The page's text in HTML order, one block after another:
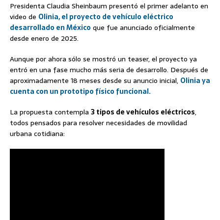
Presidenta Claudia Sheinbaum presentó el primer adelanto en
video de Olinia, el proyecto de vehículo eléctrico
desarrollado en México que fue anunciado oficialmente
desde enero de 2025.
Aunque por ahora sólo se mostró un teaser, el proyecto ya
entró en una fase mucho más seria de desarrollo. Después de
aproximadamente 18 meses desde su anuncio inicial, Olinia ya
cuenta con un prototipo físico funcional.
La propuesta contempla 3 tipos de vehículos eléctricos,
todos pensados para resolver necesidades de movilidad
urbana cotidiana: